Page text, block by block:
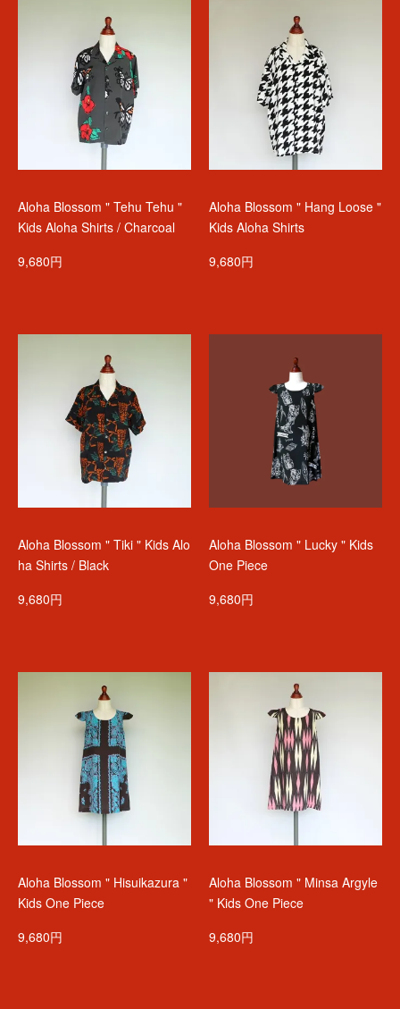
Aloha Blossom " Tehu Tehu "
Kids Aloha Shirts / Charcoal
9,680円
Aloha Blossom " Hang Loose "
Kids Aloha Shirts
9,680円
Aloha Blossom " Tiki " Kids Alo
ha Shirts / Black
9,680円
Aloha Blossom " Lucky " Kids
One Piece
9,680円
Aloha Blossom " Hisuikazura "
Kids One Piece
9,680円
Aloha Blossom " Minsa Argyle
" Kids One Piece
9,680円